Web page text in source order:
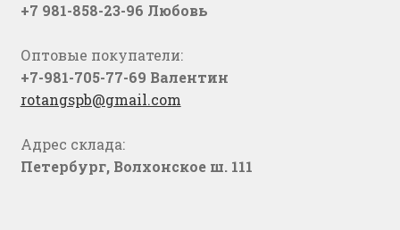
+7 981-858-23-96 Любовь
Оптовые покупатели:
+7-981-705-77-69 Валентин
rotangspb@gmail.com
Адрес склада:
Петербург, Волхонское ш. 111